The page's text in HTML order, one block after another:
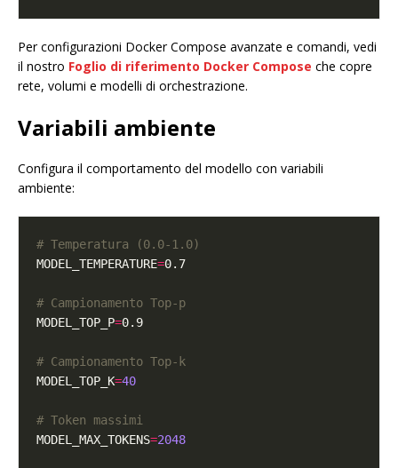
Per configurazioni Docker Compose avanzate e comandi, vedi
il nostro Foglio di riferimento Docker Compose che copre
rete, volumi e modelli di orchestrazione.
Variabili ambiente
Configura il comportamento del modello con variabili
ambiente:
# Temperatura (0.0-1.0)
MODEL_TEMPERATURE=
# Campionamento Top-p
MODEL_TOP_P=
# Campionamento Top-k
MODEL_TOP_K=40
# Token massimi
MODEL_MAX_TOKENS=2048